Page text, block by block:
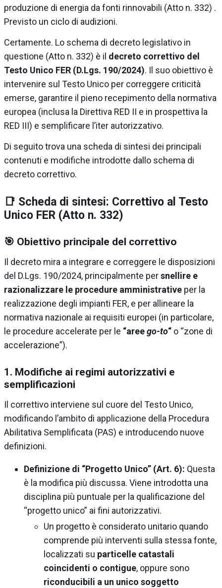
produzione di energia da fonti rinnovabili (Atto n. 332) .
Previsto un ciclo di audizioni.
Certamente. Lo schema di decreto legislativo in
questione (Atto n. 332) è il decreto correttivo del
Testo Unico FER (D.Lgs. 190/2024). Il suo obiettivo è
intervenire sul Testo Unico per correggere criticità
emerse, garantire il pieno recepimento della normativa
europea (inclusa la Direttiva RED II e in prospettiva la
RED III) e semplificare l’iter autorizzativo.
Di seguito trova una scheda di sintesi dei principali
contenuti e modifiche introdotte dallo schema di
decreto correttivo.
📑 Scheda di sintesi: Correttivo al Testo
Unico FER (Atto n. 332)
🎯 Obiettivo principale del correttivo
Il decreto mira a integrare e correggere le disposizioni
del D.Lgs. 190/2024, principalmente persnellire e
razionalizzare le procedure amministrative per la
realizzazione degli impianti FER, e per allineare la
normativa nazionale ai requisiti europei (in particolare,
le procedure accelerate per le “areego-to“ o “zone di
accelerazione”).
1. Modifiche ai regimi autorizzativi e
semplificazioni
Il correttivo interviene sul cuore del Testo Unico,
modificando l’ambito di applicazione della Procedura
Abilitativa Semplificata (PAS) e introducendo nuove
definizioni.
Definizione di “Progetto Unico” (Art. 6): Questa
è la modifica più discussa. Viene introdotta una
disciplina più puntuale per la qualificazione del
“progetto unico” ai fini autorizzativi.
Un progetto è considerato unitario quando
comprende più interventi sulla stessa fonte,
localizzati su particelle catastali
coincidenti o contigue, oppure sono
riconducibili a un unico soggetto